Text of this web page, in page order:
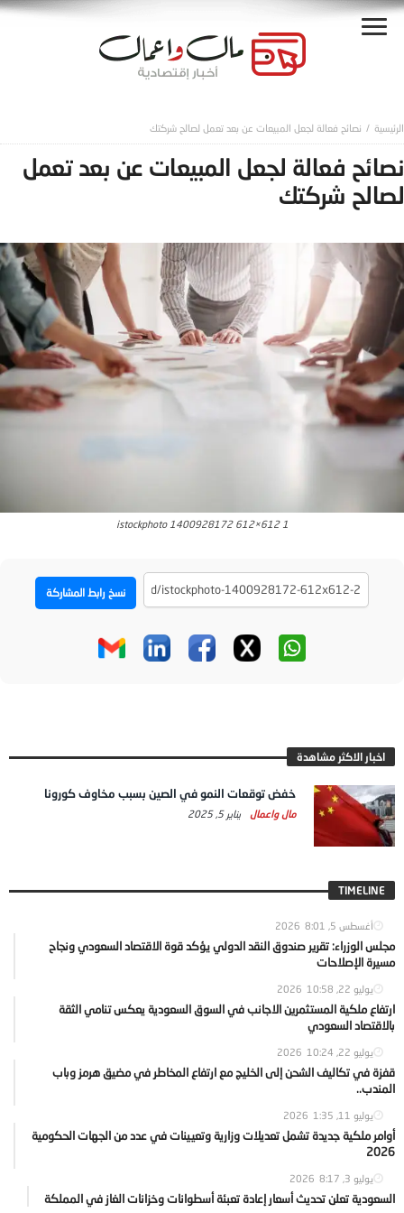
نصائح فعالة لجعل المبيعات عن بعد تعمل لصالح شركتك
نصائح فعالة لجعل المبيعات عن بعد تعمل
لصالح شركتك
istockphoto 1400928172 612×612 1
نسخ رابط المشاركة
اخبار الاكثر مشاهدة
خفض توقعات النمو في الصين بسبب مخاوف كورونا
مال واعمال يناير 5, 2025
TIMELINE
أغسطس 5, 2026 8:01
مجلس الوزراء: تقرير صندوق النقد الدولي يؤكد قوة الاقتصاد السعودي ونجاح
مسيرة الإصلاحات
يوليو 22, 2026 10:58
ارتفاع ملكية المستثمرين الاجانب في السوق السعودية يعكس تنامي الثقة
بالاقتصاد السعودي
يوليو 22, 2026 10:24
قفزة في تكاليف الشحن إلى الخليج مع ارتفاع المخاطر في مضيق هرمز وباب
المندب..
يوليو 11, 2026 1:35
أوامر ملكية جديدة تشمل تعديلات وزارية وتعيينات في عدد من الجهات الحكومية
2026
يوليو 3, 2026 8:17
السعودية تعلن تحديث أسعار إعادة تعبئة أسطوانات وخزانات الغاز في المملكة